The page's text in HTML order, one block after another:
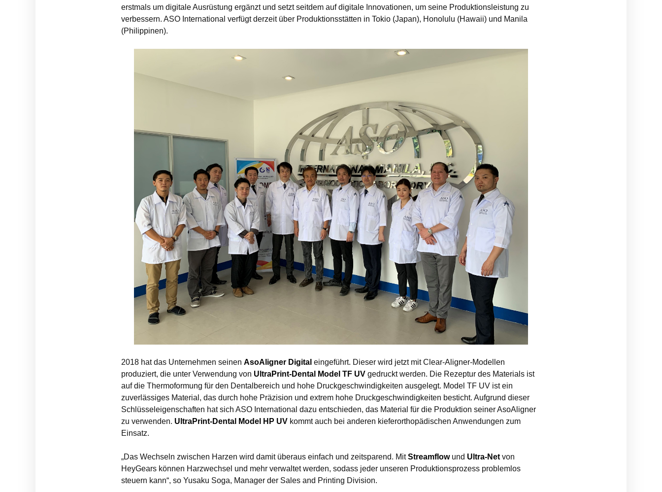
erstmals um digitale Ausrüstung ergänzt und setzt seitdem auf digitale Innovationen, um seine Produktionsleistung zu
verbessern. ASO International verfügt derzeit über Produktionsstätten in Tokio (Japan), Honolulu (Hawaii) und Manila
(Philippinen).
2018 hat das Unternehmen seinen AsoAligner Digital eingeführt. Dieser wird jetzt mit Clear-Aligner-Modellen
produziert, die unter Verwendung von UltraPrint-Dental Model TF UV gedruckt werden. Die Rezeptur des Materials ist
auf die Thermoformung für den Dentalbereich und hohe Druckgeschwindigkeiten ausgelegt. Model TF UV ist ein
zuverlässiges Material, das durch hohe Präzision und extrem hohe Druckgeschwindigkeiten besticht. Aufgrund dieser
Schlüsseleigenschaften hat sich ASO International dazu entschieden, das Material für die Produktion seiner AsoAligner
zu verwenden. UltraPrint-Dental Model HP UV kommt auch bei anderen kieferorthopädischen Anwendungen zum
Einsatz.
„Das Wechseln zwischen Harzen wird damit überaus einfach und zeitsparend. MitStreamflow und Ultra-Net von
HeyGears können Harzwechsel und mehr verwaltet werden, sodass jeder unseren Produktionsprozess problemlos
steuern kann“, so Yusaku Soga, Manager der Sales and Printing Division.